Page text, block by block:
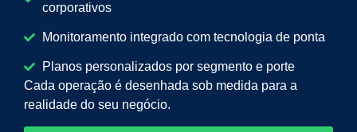
corporativos
Monitoramento integrado com tecnologia de ponta
Planos personalizados por segmento e porte
Cada operação é desenhada sob medida para a
realidade do seu negócio.